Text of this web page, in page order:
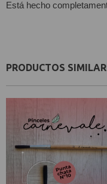
Está hecho
PRODUCTOS